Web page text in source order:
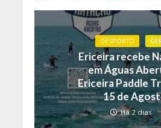
DESPORTO
Ericeira recebe
em Águas
Ericeira Paddle
15 de
Há 2 dias